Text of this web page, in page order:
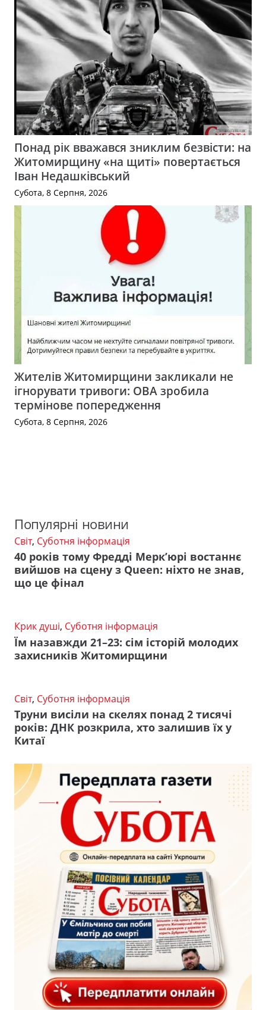
Понад рік вважався зниклим безвісти: на
Житомирщину «на щиті» повертається
Іван Недашківський
Субота, 8 Серпня, 2026
Жителів Житомирщини закликали не
ігнорувати тривоги: ОВА зробила
термінове попередження
Субота, 8 Серпня, 2026
Популярні новини
Світ, Суботня інформація
40 років тому Фредді Мерк’юрі востаннє
вийшов на сцену з Queen: ніхто не знав,
що це фінал
Крик душі, Суботня інформація
Їм назавжди 21–23: сім історій молодих
захисників Житомирщини
Світ, Суботня інформація
Труни висіли на скелях понад 2 тисячі
років: ДНК розкрила, хто залишив їх у
Китаї